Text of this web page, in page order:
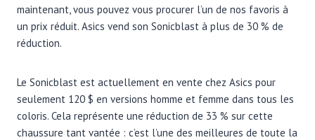
maintenant, vous pouvez vous procurer l’un de nos favoris à
un prix réduit. Asics vend son Sonicblast à plus de 30 % de
réduction.
Le Sonicblast est actuellement en vente chez Asics pour
seulement 120 $ en versions homme et femme dans tous les
coloris. Cela représente une réduction de 33 % sur cette
chaussure tant vantée : c’est l’une des meilleures de toute la